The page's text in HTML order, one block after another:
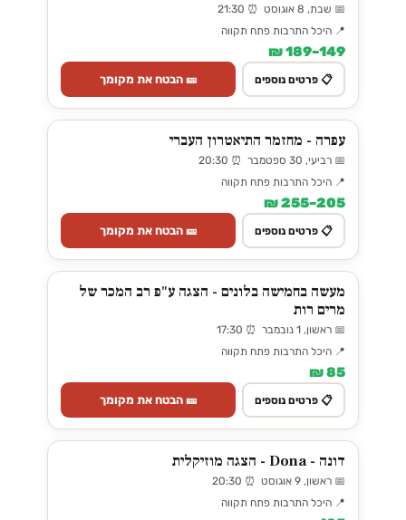
📅 שבת, 8 אוגוסט ⏰ 21:30
📍 היכל התרבות פתח תקווה
149–189 ₪
📋 פרטים נוספים 🎫 הבטח את מקומך
עפרה - מחזמר התיאטרון העברי
📅 רביעי, 30 ספטמבר ⏰ 20:30
📍 היכל התרבות פתח תקווה
205–255 ₪
📋 פרטים נוספים 🎫 הבטח את מקומך
מעשה בחמישה בלונים - הצגה ע"פ רב המכר של
מרים רות
📅 ראשון, 1 נובמבר ⏰ 17:30
📍 היכל התרבות פתח תקווה
85 ₪
📋 פרטים נוספים 🎫 הבטח את מקומך
דונה - Dona - הצגה מוזיקלית
📅 ראשון, 9 אוגוסט ⏰ 20:30
📍 היכל התרבות פתח תקווה